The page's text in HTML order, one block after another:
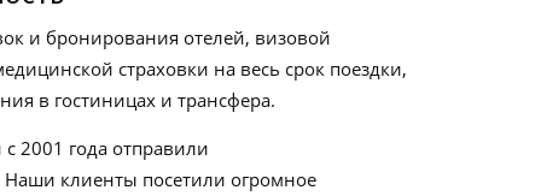
и бронирования отелей, визовой
страховки на весь срок поездки,
в гостиницах и трансфера.
2001 года отправили
клиенты посетили огромное